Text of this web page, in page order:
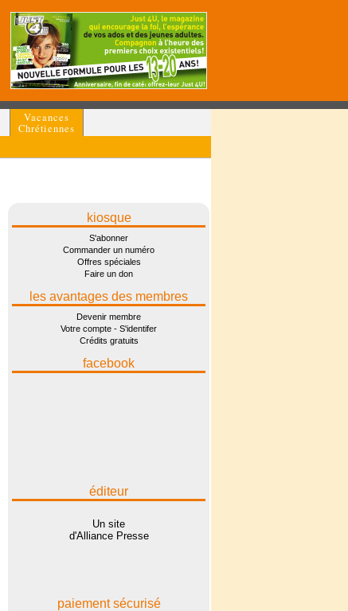
Vacances
Chrétiennes
kiosque
S'abonner
Commander un numéro
Offres spéciales
Faire un don
les avantages des membres
Devenir membre
Votre compte - S'identifer
Crédits gratuits
facebook
éditeur
Un site
d'Alliance Presse
paiement sécurisé